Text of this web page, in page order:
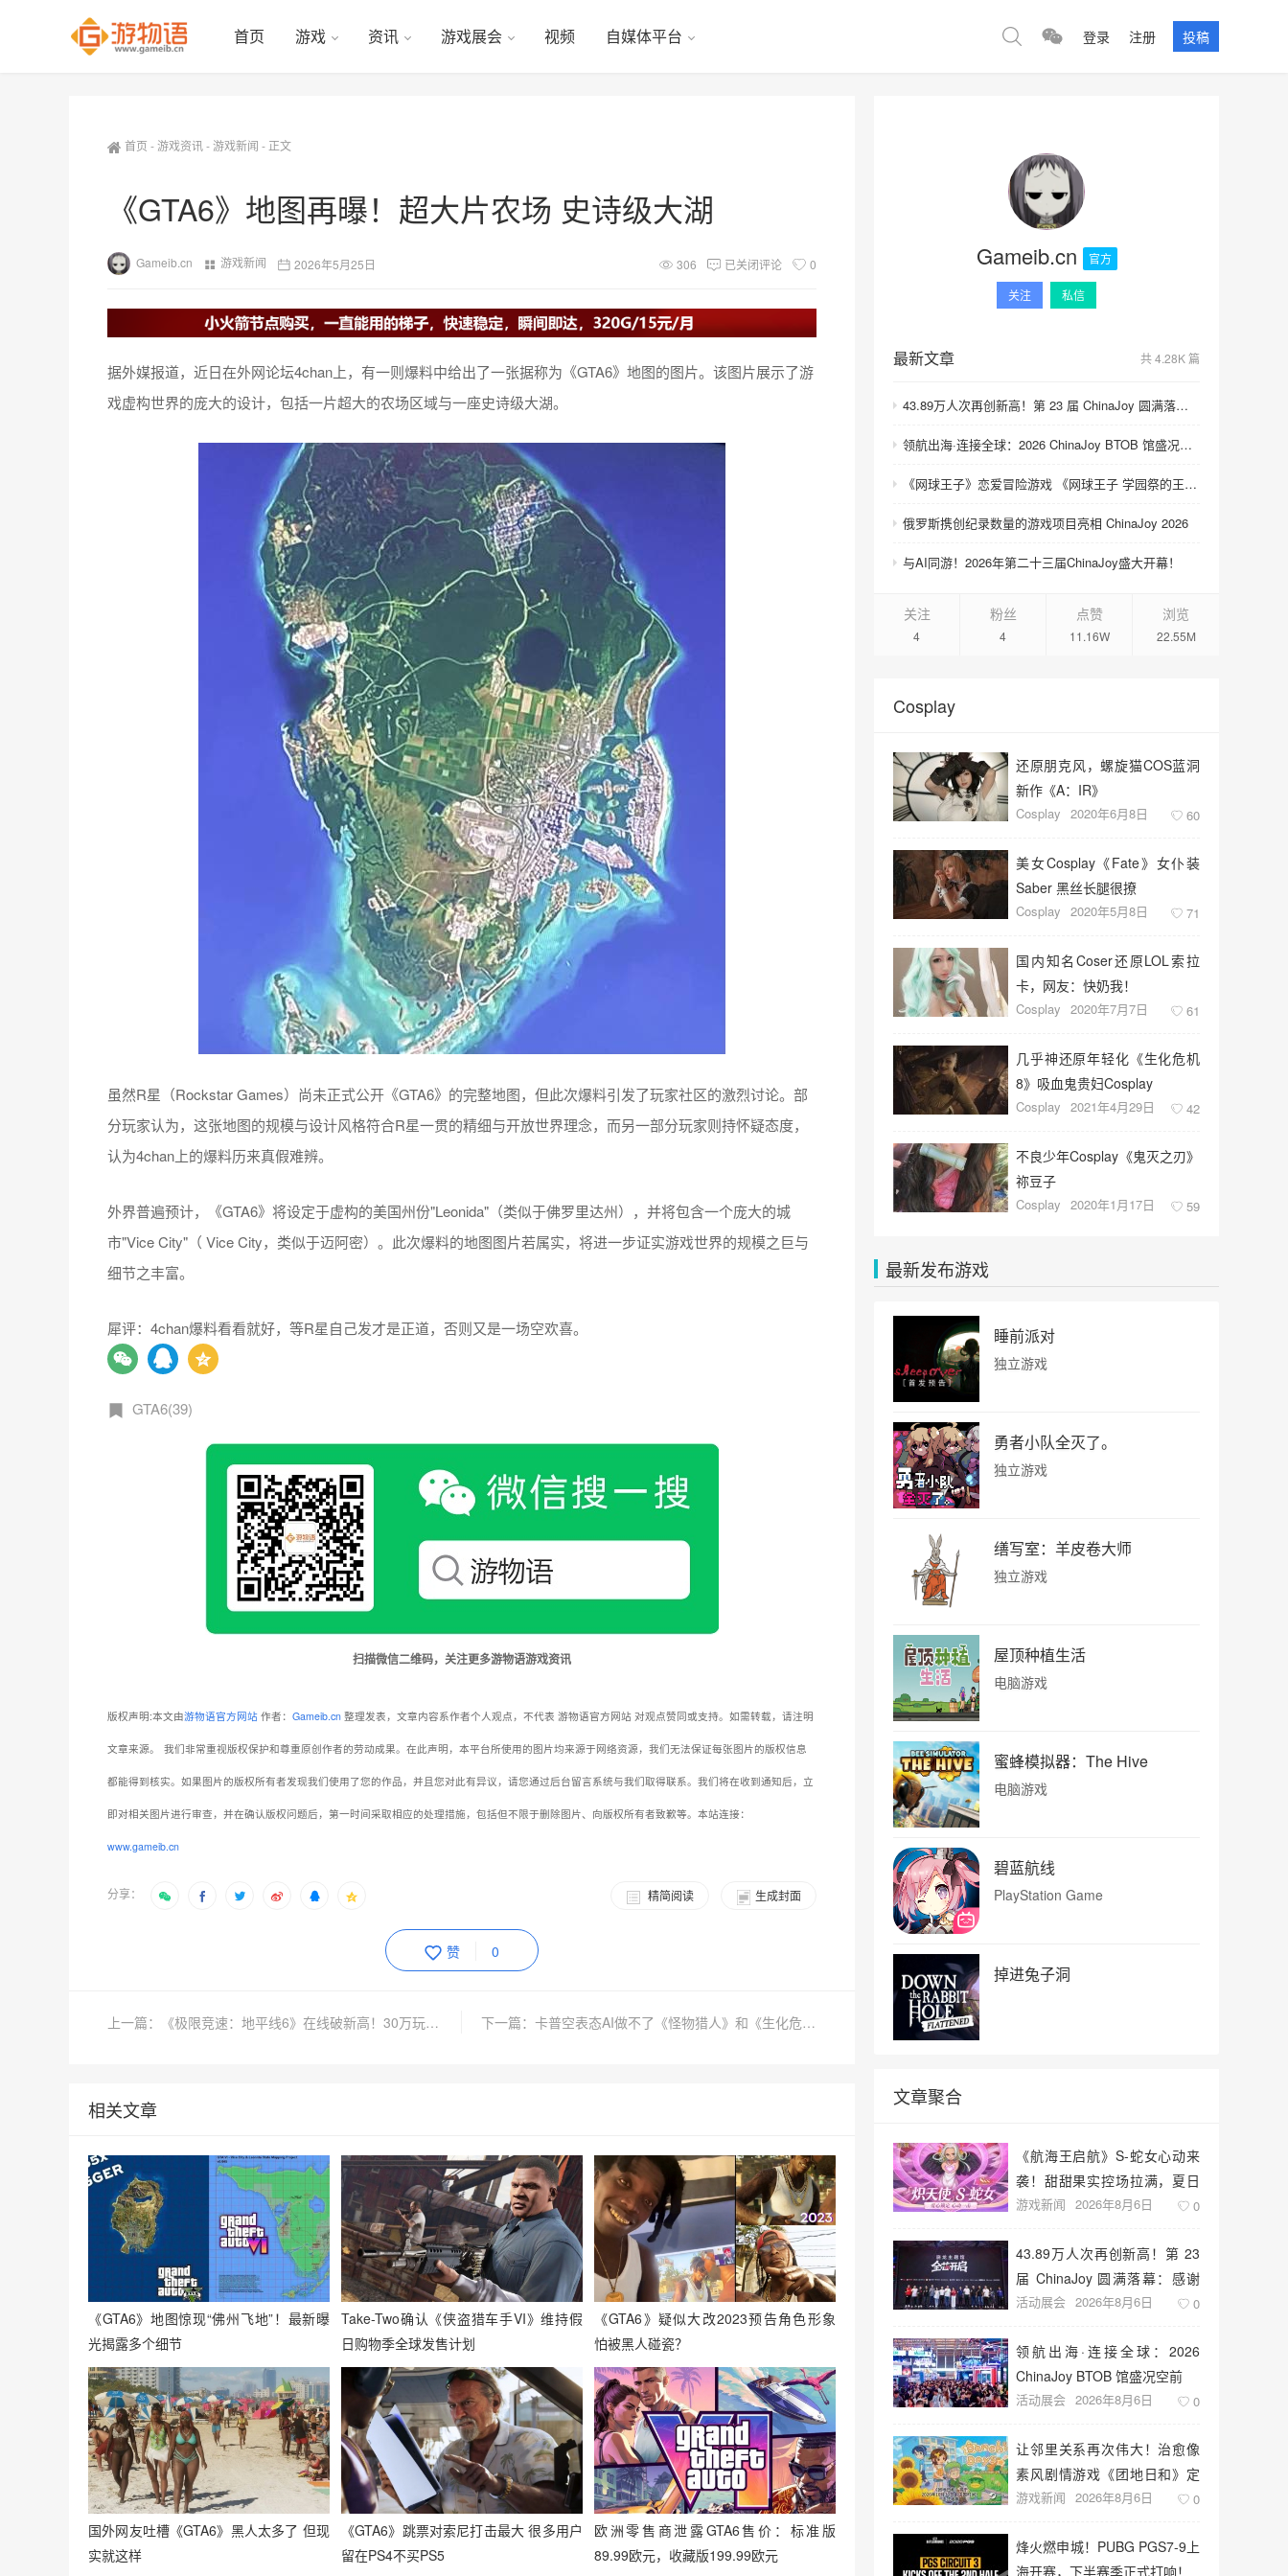
首页 游戏 资讯 游戏展会 视频 自媒体平台 登录 注册 投稿
首页 -游戏资讯-游戏新闻 - 正文
《GTA6》地图再曝！超大片农场 史诗级大湖
Gameib.cn 游戏新闻 2026年5月25日 306 已关闭评论 0
据外媒报道，近日在外网论坛4chan上，有一则爆料中给出了一张据称为《GTA6》地图的图片。该图片展示了游
戏虚构世界的庞大的设计，包括一片超大的农场区域与一座史诗级大湖。
虽然R星（Rockstar Games）尚未正式公开《GTA6》的完整地图，但此次爆料引发了玩家社区的激烈讨论。部
分玩家认为，这张地图的规模与设计风格符合R星一贯的精细与开放世界理念，而另一部分玩家则持怀疑态度，
认为4chan上的爆料历来真假难辨。
外界普遍预计，《GTA6》将设定于虚构的美国州份"Leonida"（类似于佛罗里达州），并将包含一个庞大的城
市"Vice City"（ Vice City，类似于迈阿密）。此次爆料的地图图片若属实，将进一步证实游戏世界的规模之巨与
细节之丰富。
犀评：4chan爆料看看就好，等R星自己发才是正道，否则又是一场空欢喜。
GTA6(39)
扫描微信二维码，关注更多游物语游戏资讯
版权声明:本文由游物语官方网站 作者： Gameib.cn 整理发表，文章内容系作者个人观点，不代表 游物语官方网站 对观点赞同或支持。如需转载，请注明
文章来源。 我们非常重视版权保护和尊重原创作者的劳动成果。在此声明，本平台所使用的图片均来源于网络资源，我们无法保证每张图片的版权信息
都能得到核实。如果图片的版权所有者发现我们使用了您的作品，并且您对此有异议，请您通过后台留言系统与我们取得联系。我们将在收到通知后，立
即对相关图片进行审查，并在确认版权问题后，第一时间采取相应的处理措施，包括但不限于删除图片、向版权所有者致歉等。本站连接：
www.gameib.cn
分享： 生成封面
精简阅读
赞 0
上一篇：《极限竞速：地平线6》在线破新高！30万玩家称霸赛车游戏 下一篇：卡普空表态AI做不了《怪物猎人》和《生化危机》 但能替人加班
相关文章
《GTA6》地图惊现“佛州飞地”！最新曝
光揭露多个细节
Take-Two确认《侠盗猎车手VI》维持假
日购物季全球发售计划
《GTA6》疑似大改2023预告角色形象
怕被黑人碰瓷？
国外网友吐槽《GTA6》黑人太多了 但现
实就这样
《GTA6》跳票对索尼打击最大 很多用户
留在PS4不买PS5
欧洲零售商泄露GTA6售价：标准版
89.99欧元，收藏版199.99欧元
Gameib.cn 官方
关注 私信
最新文章 共 4.28K 篇
43.89万人次再创新高！第 23 届 ChinaJoy 圆满落幕：感谢有你，共赴这场“与 AI 同游”的盛夏之约
领航出海·连接全球：2026 ChinaJoy BTOB 馆盛况空前
《网球王子》恋爱冒险游戏 《网球王子 学园祭的王子们 ♡-40 and more…》与《网球王子 心跳求生 Tie break ♡game》发售
俄罗斯携创纪录数量的游戏项目亮相 ChinaJoy 2026
与AI同游！2026年第二十三届ChinaJoy盛大开幕！
关注
4
粉丝
4
点赞
11.16W
浏览
22.55M
Cosplay
还原朋克风，螺旋猫COS蓝洞
新作《A：IR》
Cosplay 2020年6月8日 60
美女Cosplay《Fate》女仆装
Saber 黑丝长腿很撩
Cosplay 2020年5月8日 71
国内知名Coser还原LOL索拉
卡，网友：快奶我！
Cosplay 2020年7月7日 61
几乎神还原年轻化《生化危机
8》吸血鬼贵妇Cosplay
Cosplay 2021年4月29日 42
不良少年Cosplay《鬼灭之刃》
祢豆子
Cosplay 2020年1月17日 59
最新发布游戏
睡前派对
独立游戏
勇者小队全灭了。
独立游戏
缮写室：羊皮卷大师
独立游戏
屋顶种植生活
电脑游戏
蜜蜂模拟器：The Hive
电脑游戏
碧蓝航线
PlayStation Game
掉进兔子洞
文章聚合
《航海王启航》S-蛇女心动来
袭！甜甜果实控场拉满，夏日
盛宴开启
游戏新闻 2026年8月6日 0
43.89万人次再创新高！第 23
届 ChinaJoy 圆满落幕：感谢
有你，共赴这场“与 AI 同游”的
活动展会 2026年8月6日 0
领航出海·连接全球：2026
ChinaJoy BTOB 馆盛况空前
活动展会 2026年8月6日 0
让邻里关系再次伟大！治愈像
素风剧情游戏《团地日和》定
档10月30日发售
游戏新闻 2026年8月6日 0
烽火燃申城！PUBG PGS7-9上
海开赛，下半赛季正式打响！